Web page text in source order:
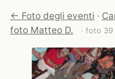
← Foto degli eventi ·
foto Matteo D.
· foto